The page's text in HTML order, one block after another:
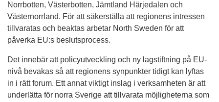
Norrbotten, Västerbotten, Jämtland Härjedalen och
Västernorrland. För att säkerställa att regionens intressen
tillvaratas och beaktas arbetar North Sweden för att
påverka EU:s beslutsprocess.
Det innebär att policyutveckling och ny lagstiftning på EU-
nivå bevakas så att regionens synpunkter tidigt kan lyftas
in i rätt forum. Ett annat viktigt inslag i verksamheten är att
underlätta för norra Sverige att tillvarata möjligheterna som